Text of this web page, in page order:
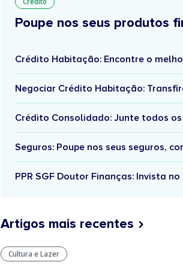
Poupe nos seus produtos
Crédito Habitação: Encontre o
Negociar Crédito Habitação:
Crédito Consolidado: Junte todos
Seguros: Poupe nos seus seguros,
PPR SGF Doutor Finanças: Invista
Artigos mais recentes
Cultura e Lazer